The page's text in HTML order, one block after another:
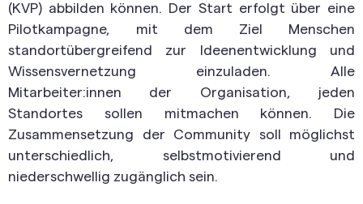
(KVP) abbilden können. Der Start erfolgt über eine
Pilotkampagne, mit dem Ziel Menschen
standortübergreifend zur Ideenentwicklung und
Wissensvernetzung einzuladen. Alle
Mitarbeiter:innen der Organisation, jeden
Standortes sollen mitmachen können. Die
Zusammensetzung der Community soll möglichst
unterschiedlich, selbstmotivierend und
niederschwellig zugänglich sein.